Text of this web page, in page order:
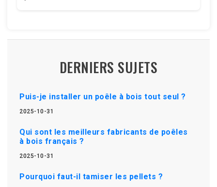
DERNIERS SUJETS
Puis-je installer un poêle à bois tout seul ?
2025-10-31
Qui sont les meilleurs fabricants de poêles
à bois français ?
2025-10-31
Pourquoi faut-il tamiser les pellets ?